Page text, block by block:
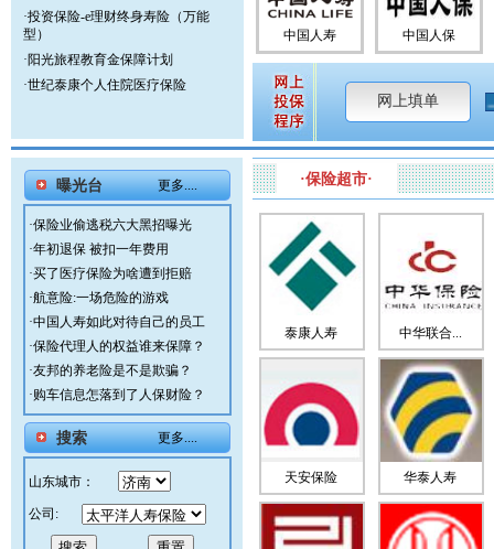
·投资保险-e理财终身寿险（万能
型）
·阳光旅程教育金保障计划
·世纪泰康个人住院医疗保险
中国人寿 中国人保
网上填单
曝光台 更多....
·保险业偷逃税六大黑招曝光
·年初退保 被扣一年费用
·买了医疗保险为啥遭到拒赔
·航意险:一场危险的游戏
·中国人寿如此对待自己的员工
·保险代理人的权益谁来保障？
·友邦的养老险是不是欺骗？
·购车信息怎落到了人保财险？
搜索 更多....
山东城市：
公司:
武涛
李正峰
·保险超市·
泰康人寿 中华联合...
天安保险 华泰人寿